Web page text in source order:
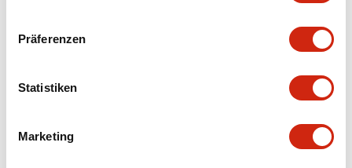
Präferenzen
Statistiken
Marketing
Mounting and Installation Specifications